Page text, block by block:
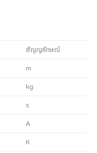
สัญญลักษณ์
m
kg
s
A
K